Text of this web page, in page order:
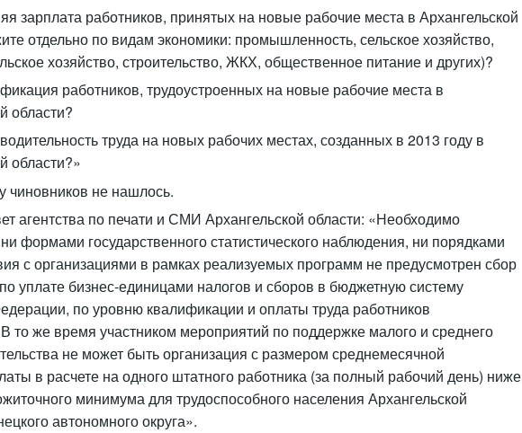
зарплата работников, принятых на новые рабочие места в Архангельской
отдельно по видам экономики: промышленность, сельское хозяйство,
хозяйство, строительство, ЖКХ, общественное питание и других)?
работников, трудоустроенных на новые рабочие места в
области?
труда на новых рабочих местах, созданных в 2013 году в
области?»
чиновников не нашлось.
агентства по печати и СМИ Архангельской области: «Необходимо
ни формами государственного статистического наблюдения, ни порядками
с организациями в рамках реализуемых программ не предусмотрен сбор
уплате бизнес-единицами налогов и сборов в бюджетную систему
по уровню квалификации и оплаты труда работников
то же время участником мероприятий по поддержке малого и среднего
не может быть организация с размером среднемесячной
в расчете на одного штатного работника (за полный рабочий день) ниже
минимума для трудоспособного населения Архангельской
автономного округа».